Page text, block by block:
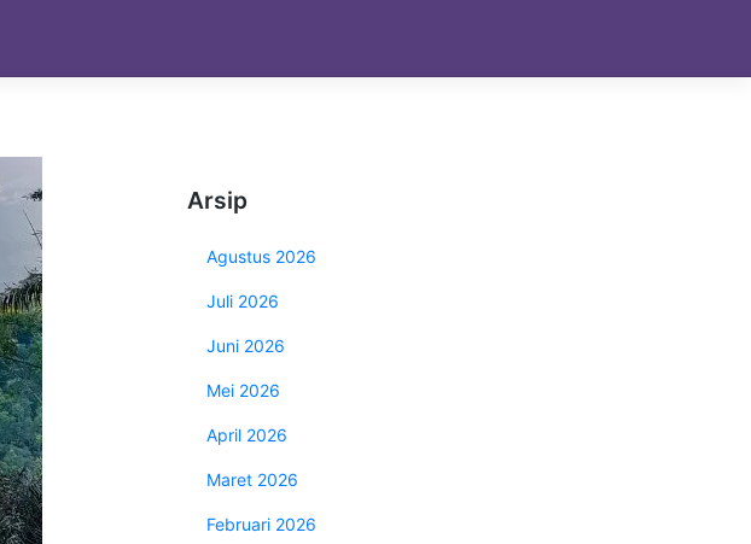
Arsip
Agustus 2026
Juli 2026
Juni 2026
Mei 2026
April 2026
Maret 2026
Februari 2026